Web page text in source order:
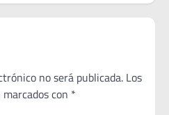
no será publicada. Los
con *